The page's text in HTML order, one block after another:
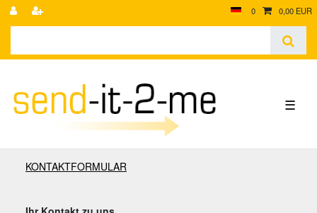
0 0,00 EUR
☰
KONTAKTFORMULAR